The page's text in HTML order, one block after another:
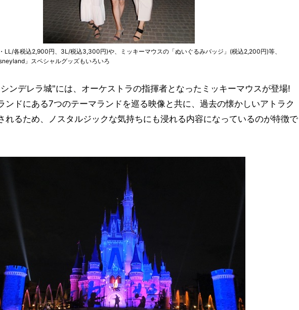
LL/各税込2,900円、3L/税込3,300円)や、ミッキーマウスの「ぬいぐるみバッジ」(税込2,200円)等、
」スペシャルグッズもいろいろ
ンデレラ城"には、オーケストラの指揮者となったミッキーマウスが登場!
ンドにある7つのテーマランドを巡る映像と共に、過去の懐かしいアトラク
れるため、ノスタルジックな気持ちにも浸れる内容になっているのが特徴で